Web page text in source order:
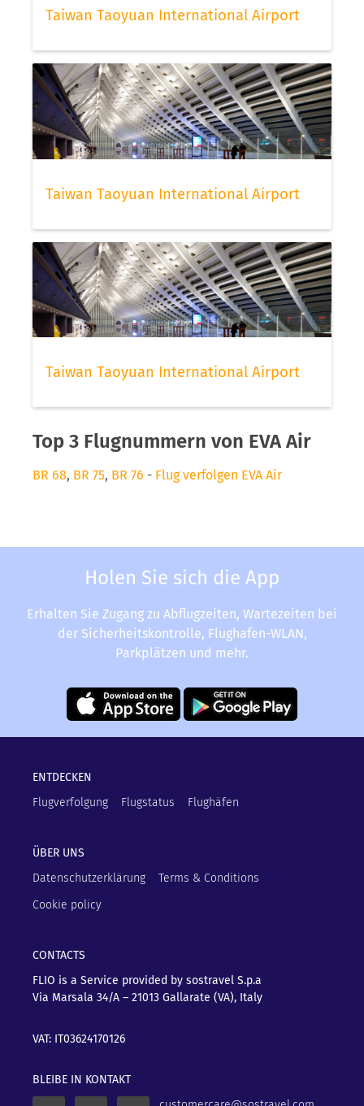
Taiwan Taoyuan International Airport
Taiwan Taoyuan International Airport
Taiwan Taoyuan International Airport
Top 3 Flugnummern von EVA Air
BR 68, BR 75, BR 76 - Flug verfolgen EVA Air
Holen Sie sich die App
Erhalten Sie Zugang zu Abflugzeiten, Wartezeiten bei
der Sicherheitskontrolle, Flughafen-WLAN,
Parkplätzen und mehr.
ENTDECKEN
Flugverfolgung
Flugstatus Flughäfen
ÜBER UNS
Datenschutzerklärung
Terms & Conditions
Cookie policy
CONTACTS
FLIO is a Service provided by sostravel S.p.a
Via Marsala 34/A – 21013 Gallarate (VA), Italy
VAT: IT03624170126
BLEIBE IN KONTAKT